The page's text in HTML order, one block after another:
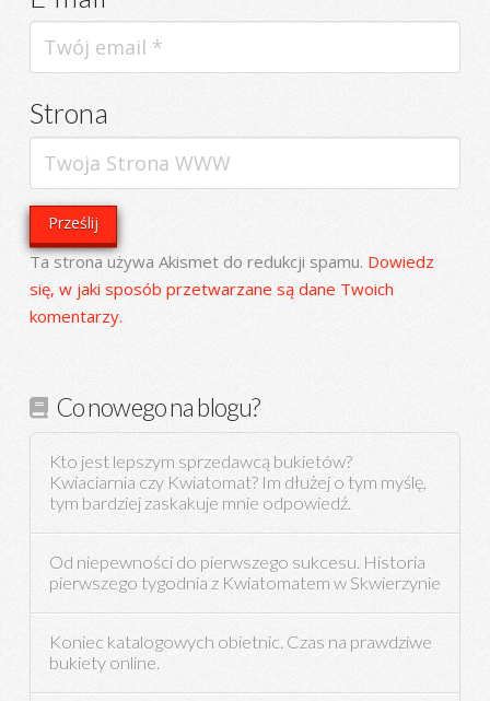
Strona
Ta strona używa Akismet do redukcji spamu. Dowiedz
się, w jaki sposób przetwarzane są dane Twoich
komentarzy.
Co nowego na blogu?
Kto jest lepszym sprzedawcą bukietów?
Kwiaciarnia czy Kwiatomat? Im dłużej o tym myślę,
tym bardziej zaskakuje mnie odpowiedź.
Od niepewności do pierwszego sukcesu. Historia
pierwszego tygodnia z Kwiatomatem w Skwierzynie
Koniec katalogowych obietnic. Czas na prawdziwe
bukiety online.